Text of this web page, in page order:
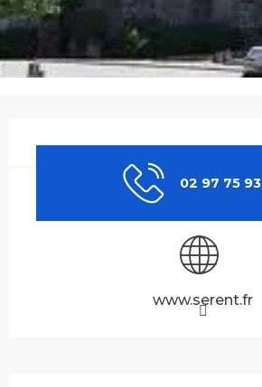
02 97 75 93
www.serent.fr